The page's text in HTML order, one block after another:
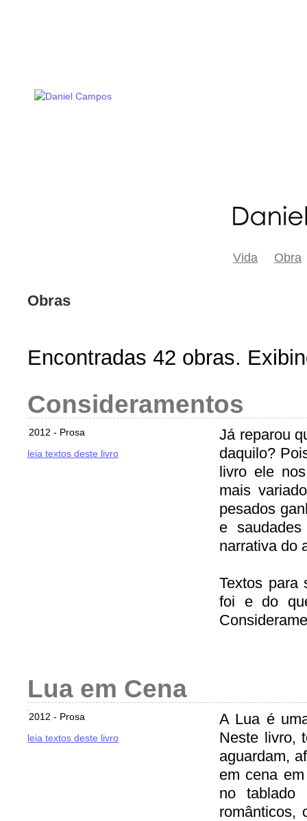
Vida Obra
Obras
Encontradas 42 obras.
Consideramentos
2012 - Prosa
leia textos deste livro
Já reparou
daquilo?
livro ele
mais
pesados
e
narrativa do
Textos para
foi e do
Lua em Cena
2012 - Prosa
leia textos deste livro
A Lua é
Neste livro,
aguardam,
em cena
no tablado
românticos,